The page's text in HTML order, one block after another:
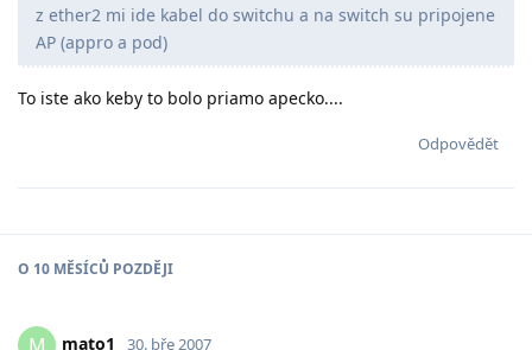
z ether2 mi ide kabel do switchu a na switch su pripojene
AP (appro a pod)
To iste ako keby to bolo priamo apecko....
Odpovědět
O 10 MĚSÍCŮ POZDĚJI
mato1 30. bře 2007